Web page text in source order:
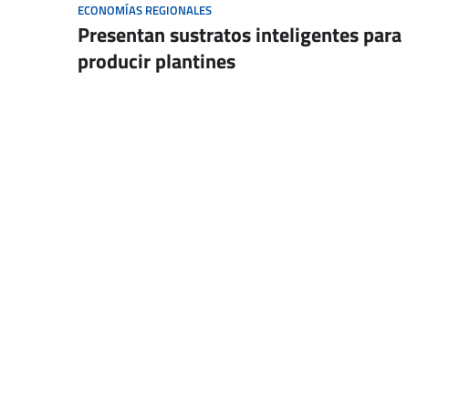
ECONOMÍAS REGIONALES
Presentan sustratos inteligentes para
producir plantines